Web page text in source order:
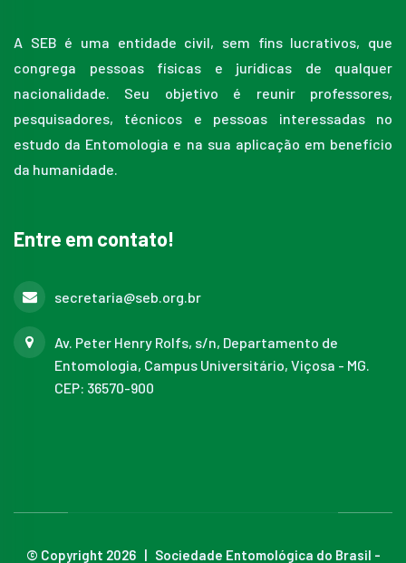
A SEB é uma entidade civil, sem fins lucrativos, que
congrega pessoas físicas e jurídicas de qualquer
nacionalidade. Seu objetivo é reunir professores,
pesquisadores, técnicos e pessoas interessadas no
estudo da Entomologia e na sua aplicação em benefício
da humanidade.
Entre em contato!
secretaria@seb.org.br
Av. Peter Henry Rolfs, s/n, Departamento de
Entomologia, Campus Universitário, Viçosa - MG.
CEP: 36570-900
© Copyright 2026 | Sociedade Entomológica do Brasil -